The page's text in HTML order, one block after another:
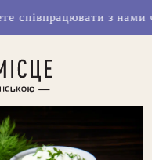
з нами чи маєте